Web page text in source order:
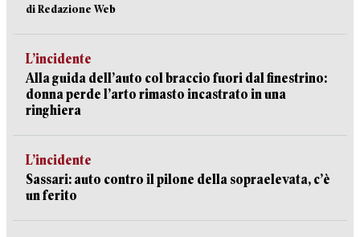
di Redazione Web
L’incidente
Alla guida dell’auto col braccio fuori dal finestrino:
donna perde l’arto rimasto incastrato in una
ringhiera
L’incidente
Sassari: auto contro il pilone della sopraelevata, c’è
un ferito